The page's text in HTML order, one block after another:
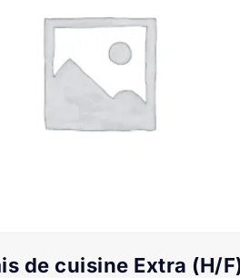
de cuisine Extra (H/